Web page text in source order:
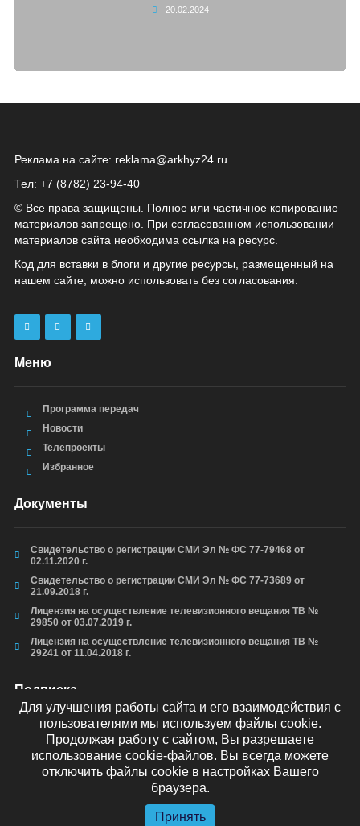
20.02.2024
Реклама на сайте: reklama@arkhyz24.ru
Тел: +7 (8782) 23‑94‑40
© Все права защищены. Полное или частичное копирование
материалов запрещено. При согласованном использовании
материалов сайта необходима ссылка на ресурс.
Код для вставки в блоги и другие ресурсы, размещенный на
нашем сайте, можно использовать без согласования.
Меню
Программа передач
Новости
Телепроекты
Избранное
Документы
Свидетельство о регистрации СМИ Эл № ФС 77-79468 от
02.11.2020 г.
Свидетельство о регистрации СМИ Эл № ФС 77-73689 от
21.09.2018 г.
Лицензия на осуществление телевизионного вещания ТВ №
29850 от 03.07.2019 г.
Лицензия на осуществление телевизионного вещания ТВ №
29241 от 11.04.2018 г.
Подписка
ОТПРАВИТЬ
Для улучшения работы сайта и его взаимодействия с
пользователями мы используем файлы cookie.
Продолжая работу с сайтом, Вы разрешаете
использование cookie-файлов. Вы всегда можете
отключить файлы cookie в настройках Вашего
браузера.
Принять